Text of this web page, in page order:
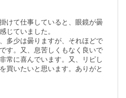
けて仕事していると、眼鏡が曇
じていました。
多少は曇りますが、それほどで
す。又、息苦しくもなく良いで
常に喜んでいます。又、リピし
買いたいと思います。ありがと